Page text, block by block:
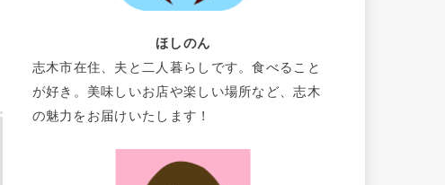
ほしのん
志木市在住、夫と二人暮らしです。食べること
が好き。美味しいお店や楽しい場所など、志木
の魅力をお届けいたします！